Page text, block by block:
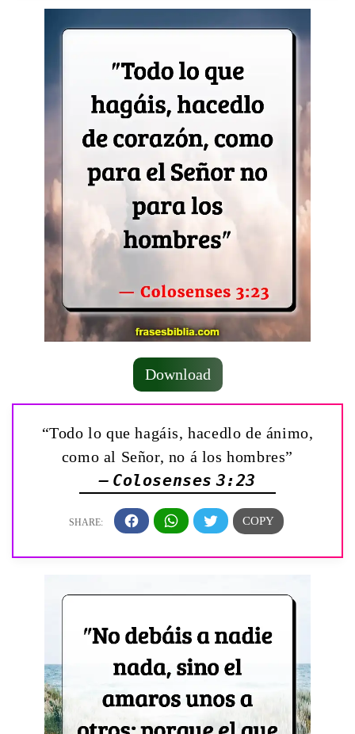
Download
“Todo lo que hagáis, hacedlo de ánimo,
como al Señor, no á los hombres”
— Colosenses 3:23